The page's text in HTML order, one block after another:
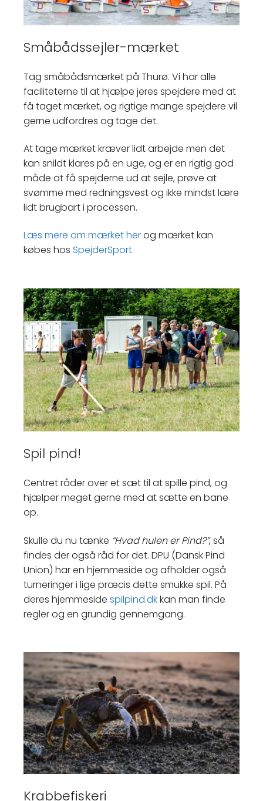
Småbådssejler-mærket
Tag småbådsmærket på Thurø. Vi har alle
faciliteterne til at hjælpe jeres spejdere med at
få taget mærket, og rigtige mange spejdere vil
gerne udfordres og tage det.
At tage mærket kræver lidt arbejde men det
kan snildt klares på en uge, og er en rigtig god
måde at få spejderne ud at sejle, prøve at
svømme med redningsvest og ikke mindst lære
lidt brugbart i processen.
Læs mere om mærket herog mærket kan
købes hos SpejderSport
Spil pind!
Centret råder over et sæt til at spille pind, og
hjælper meget gerne med at sætte en bane
op.
Skulle du nu tænke “Hvad hulen er Pind?”, så
findes der også råd for det. DPU (Dansk Pind
Union) har en hjemmeside og afholder også
turneringer i lige præcis dette smukke spil. På
deres hjemmeside spilpind.dkkan man finde
regler og en grundig gennemgang.
Krabbefiskeri